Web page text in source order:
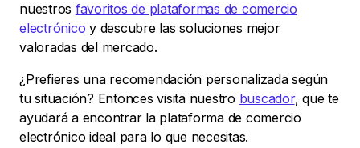
nuestros favoritos de plataformas de comercio
electrónico y descubre las soluciones mejor
valoradas del mercado.
¿Prefieres una recomendación personalizada según
tu situación? Entonces visita nuestro buscador, que te
ayudará a encontrar la plataforma de comercio
electrónico ideal para lo que necesitas.